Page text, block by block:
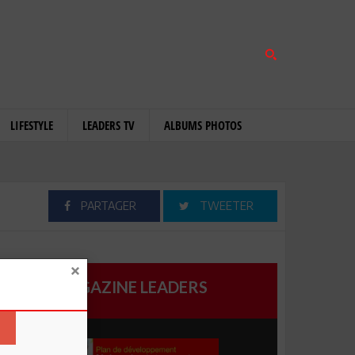
LIFESTYLE LEADERS TV ALBUMS PHOTOS
PARTAGER TWEETER
MAGAZINE LEADERS